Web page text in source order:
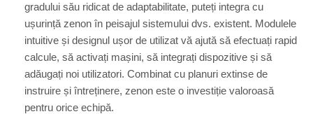
gradului său ridicat de adaptabilitate, puteți integra cu
ușurință zenon în peisajul sistemului dvs. existent. Modulele
intuitive și designul ușor de utilizat vă ajută să efectuați rapid
calcule, să activați mașini, să integrați dispozitive și să
adăugați noi utilizatori. Combinat cu planuri extinse de
instruire și întreținere, zenon este o investiție valoroasă
pentru orice echipă.